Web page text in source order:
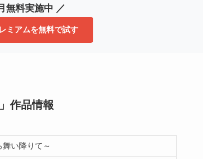
無料実施中 ／
ミアムを無料で試す
作品情報
い降りて～